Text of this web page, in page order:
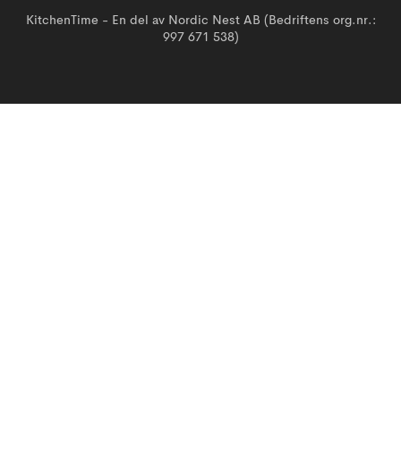
KitchenTime - En del av Nordic Nest AB (Bedriftens org.nr.:
997 671 538)